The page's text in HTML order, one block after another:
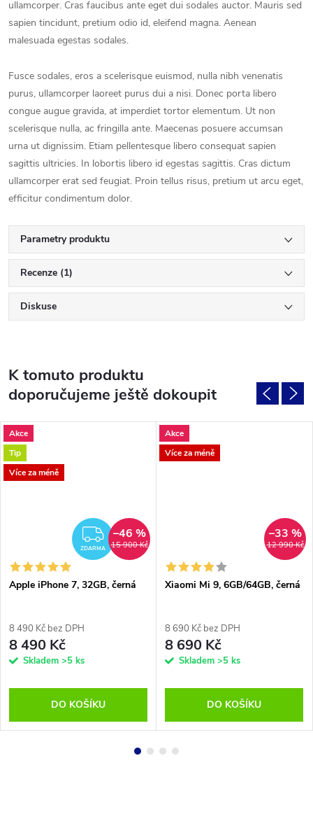
ullamcorper. Cras faucibus ante eget dui sodales auctor. Mauris sed
sapien tincidunt, pretium odio id, eleifend magna. Aenean
malesuada egestas sodales.
Fusce sodales, eros a scelerisque euismod, nulla nibh venenatis
purus, ullamcorper laoreet purus dui a nisi. Donec porta libero
congue augue gravida, at imperdiet tortor elementum. Ut non
scelerisque nulla, ac fringilla ante. Maecenas posuere accumsan
urna ut dignissim. Etiam pellentesque libero consequat sapien
sagittis ultricies. In lobortis libero id egestas sagittis. Cras dictum
ullamcorper erat sed feugiat. Proin tellus risus, pretium ut arcu eget,
efficitur condimentum dolor.
Parametry produktu
Recenze (1)
Diskuse
K tomuto produktu
doporučujeme ještě dokoupit
Akce
Tip
Více za méně
ZDARMA
ZDARMA 15 900 Kč
–46 %
Apple iPhone 7, 32GB, černá
8 490 Kč bez DPH
8 490 Kč
Skladem >5 ks
DO KOŠÍKU
Akce
Více za méně
12 990 Kč
–33 %
Xiaomi Mi 9, 6GB/64GB, černá
8 690 Kč bez DPH
8 690 Kč
Skladem >5 ks
DO KOŠÍKU